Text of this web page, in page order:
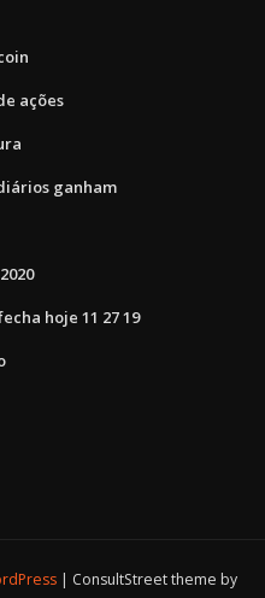
ações
ganham
hoje 11 27 19
ConsultStreet theme by